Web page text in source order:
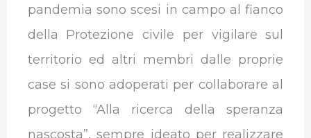
pandemia sono scesi in campo al fianco
della Protezione civile per vigilare sul
territorio ed altri membri dalle proprie
case si sono adoperati per collaborare al
progetto “Alla ricerca della speranza
nascosta”, sempre ideato per realizzare